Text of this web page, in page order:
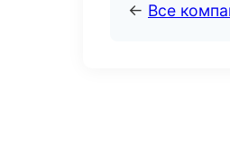
← Все